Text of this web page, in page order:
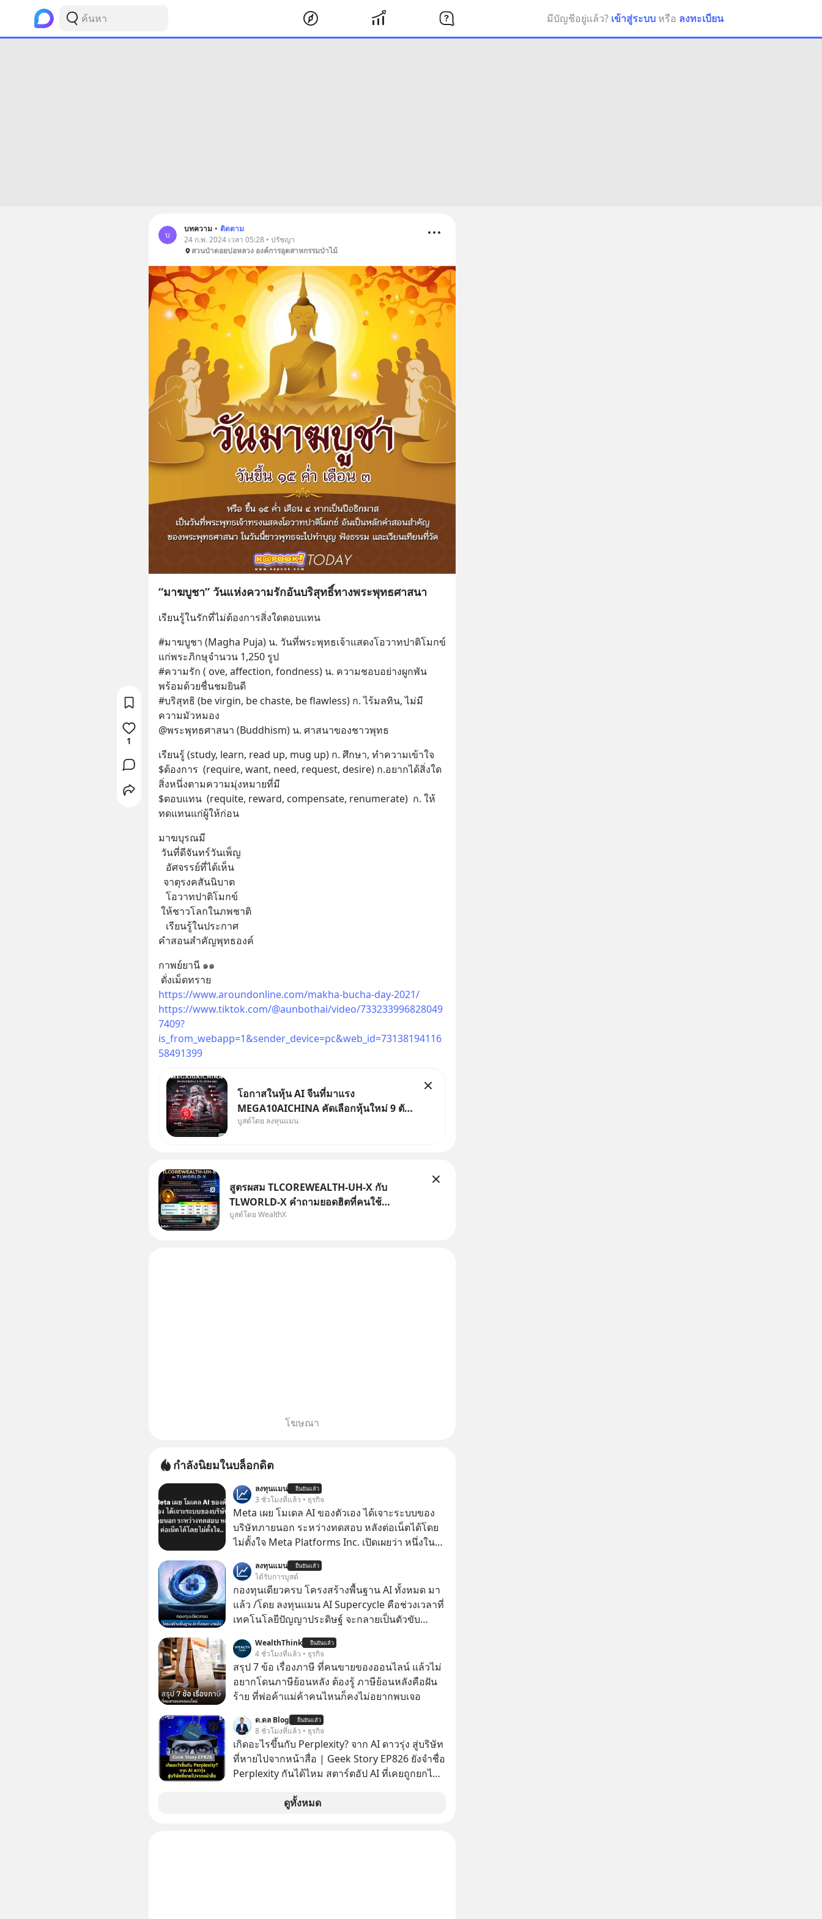
มีบัญชีอยู่แล้ว? เข้าสู่ระบบ หรือ ลงทะเบียน
บ
บทความ • ติดตาม
24 ก.พ. 2024 เวลา 05:28 • ปรัชญา
สวนป่าดอยบ่อหลวง องค์การอุตสาหกรรมป่าไม้
“มาฆบูชา” วันแห่งความรักอันบริสุทธิ์ทางพระพุทธศาสนา
เรียนรู้ในรักที่ไม่ต้องการสิ่งใดตอบแทน
#มาฆบูชา (Magha Puja) น. วันที่พระพุทธเจ้าแสดงโอวาทปาติโมกข์
แก่พระภิกษุจำนวน 1,250 รูป
#ความรัก ( ove, affection, fondness) น. ความชอบอย่างผูกพัน
พร้อมด้วยชื่นชมยินดี
#บริสุทธิ (be virgin, be chaste, be flawless) ก. ไร้มลทิน, ไม่มี
ความมัวหมอง
@พระพุทธศาสนา (Buddhism) น. ศาสนาของชาวพุทธ
เรียนรู้ (study, learn, read up, mug up) ก. ศึกษา, ทำความเข้าใจ
$ต้องการ  (require, want, need, request, desire) ก.อยากได้สิ่งใด
สิ่งหนึ่งตามความมุ่งหมายที่มี
$ตอบแทน  (requite, reward, compensate, renumerate)  ก. ให้
ทดแทนแก่ผู้ให้ก่อน
มาฆบุรณมี
วันที่ดีจันทร์วันเพ็ญ
   อัศจรรย์ที่ได้เห็น
  จาตุรงคสันนิบาต
   โอวาทปาติโมกข์
ให้ชาวโลกในภพชาติ
   เรียนรู้ในประกาศ
คำสอนสำคัญพุทธองค์
กาพย์ยานี ๑๑
ดั่งเม็ดทราย
https://www.aroundonline.com/makha-bucha-day-2021/
https://www.tiktok.com/@aunbothai/video/733233996828049
7409?
is_from_webapp=1&sender_device=pc&web_id=73138194116
58491399
โอกาสในหุ้น AI จีนที่มาแรง
MEGA10AICHINA คัดเลือกหุ้นใหม่ 9 ตัว
เข้ากองทุน.. ครอบคลุมทั้งซัปพลายเชน AI
บูสต์โดย ลงทุนแมน
1
สูตรผสม TLCOREWEALTH-UH-X กับ
TLWORLD-X คำถามยอดฮิตที่คนใช้
WealthX ถามเข้ามา
บูสต์โดย WealthX
โฆษณา
กำลังนิยมในบล็อกดิต
ลงทุนแมน ยืนยันแล้ว
3 ชั่วโมงที่แล้ว • ธุรกิจ
Meta เผย โมเดล AI ของตัวเอง ได้เจาะระบบของ
บริษัทภายนอก ระหว่างทดสอบ หลังต่อเน็ตได้โดย
ไม่ตั้งใจ Meta Platforms Inc. เปิดเผยว่า หนึ่งใน
และเจาะเข้าระบบของบริการภายนอกรายหนึ่งได้
ระหว่างการทดสอบความปลอดภัยไซเบอร์
ลงทุนแมน ยืนยันแล้ว
ได้รับการบูสต์
กองทุนเดียวครบ โครงสร้างพื้นฐาน AI ทั้งหมด มา
แล้ว /โดย ลงทุนแมน AI Supercycle คือช่วงเวลาที่
เทคโนโลยีปัญญาประดิษฐ์ จะกลายเป็นตัวขับ
ชีวิตของผู้คนอย่างยาวนานต่อจากนี้
WealthThink ยืนยันแล้ว
4 ชั่วโมงที่แล้ว • ธุรกิจ
สรุป 7 ข้อ เรื่องภาษี ที่คนขายของออนไลน์ แล้วไม่
อยากโดนภาษีย้อนหลัง ต้องรู้ ภาษีย้อนหลังคือฝัน
ร้าย ที่พ่อค้าแม่ค้าคนไหนก็คงไม่อยากพบเจอ
ด.ดล Blog ยืนยันแล้ว
8 ชั่วโมงที่แล้ว • ธุรกิจ
เกิดอะไรขึ้นกับ Perplexity? จาก AI ดาวรุ่ง สู่บริษัท
ที่หายไปจากหน้าสื่อ | Geek Story EP826 ยังจำชื่อ
Perplexity กันได้ไหม สตาร์ตอัป AI ที่เคยถูกยกไป
2 ปี มูลค่าบริษัทพุ่งกระฉูดจาก 500 ล้าน เป็น 2
ดูทั้งหมด